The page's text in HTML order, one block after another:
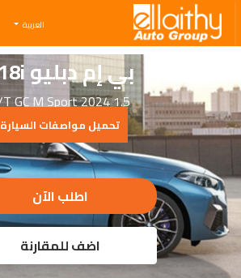
Ellaithy Auto Group
العربية
بي إم دبليو 218i
1.5 A/T GC M Sport 2024
تحميل مواصفات السيارة
اطلب الآن
اضف للمقارنة